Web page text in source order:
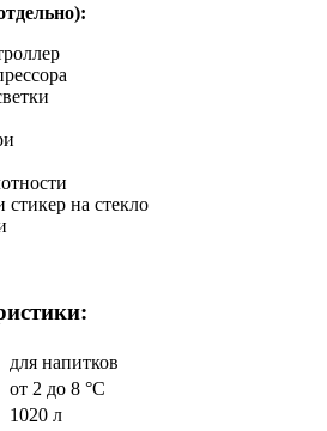
на стекло
для напитков
от 2 до 8 °C
1020 л